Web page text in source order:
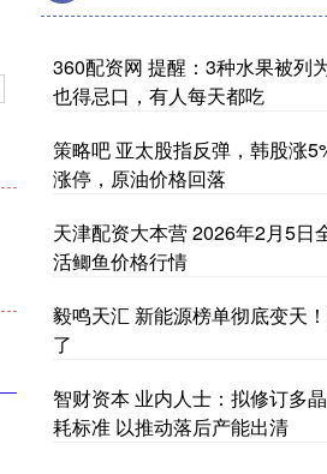
360配资网 提醒：3种水果被列
也得忌口，有人每天都吃
策略吧 亚太股指反弹，韩股涨
涨停，原油价格回落
天津配资大本营 2026年2月5日
活鲫鱼价格行情
毅鸣天汇 新能源榜单彻底变天
了
智财资本 业内人士：拟修订多
耗标准 以推动落后产能出清